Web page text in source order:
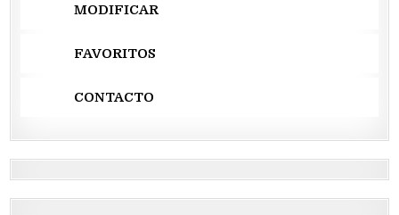
MODIFICAR
FAVORITOS
CONTACTO